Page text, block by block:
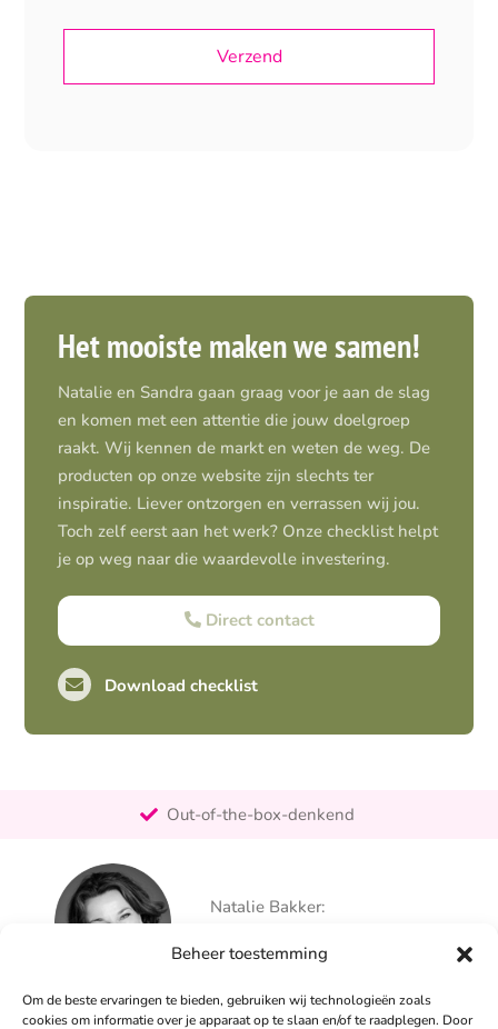
Beheer toestemming
Om de beste ervaringen te bieden, gebruiken wij technologieën zoals
cookies om informatie over je apparaat op te slaan en/of te raadplegen. Door
Het mooiste maken we samen!
Natalie en Sandra gaan graag voor je aan de slag
en komen met een attentie die jouw doelgroep
raakt. Wij kennen de markt en weten de weg. De
producten op onze website zijn slechts ter
inspiratie. Liever ontzorgen en verrassen wij jou.
Toch zelf eerst aan het werk? Onze checklist helpt
je op weg naar die waardevolle investering.
Direct contact
Download checklist
Out-of-the-box-denkend
Persoonlijk
Natalie Bakker:
info@alertpromotie.nl